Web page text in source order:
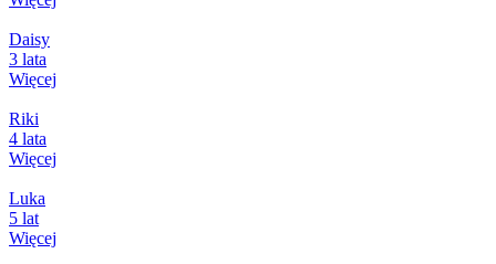
Daisy
3 lata
Więcej
Riki
4 lata
Więcej
Luka
5 lat
Więcej